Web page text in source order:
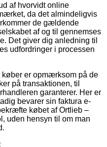
af hvorvidt online
da det almindeligvis
de gældende
af og til gennemses
Det giver dig anledning til
udfordringer i processen
køber er opmærksom på de
på transaktionen, til
garanterer. Her er
bevarer sin faktura e-
købet af Ortlieb –
uden hensyn til om man